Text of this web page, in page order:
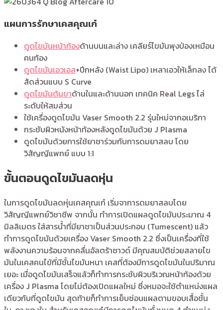
แผนการรักษาเคสคุณเก๋
ดูดไขมันหน้าท้องด้านบนและล่าง เคลียร์ไขมันพุงป่องเหมือน
คนท้อง
ดูดไขมันเอวเอส+ปีกหลัง (Waist Lipo) เหลาเอวให้เล็กลง ได้
สัดส่วนแบบ S Curve
ดูดไขมันต้นขาด้านในและด้านนอก เทคนิค Real Legs ไล่
ระดับให้สมส่วน
ใช้เครื่องดูดไขมัน Vaser Smooth 2.2 รุ่นใหม่จากอเมริกา
กระชับผิวหนังหน้าท้องหลังดูดไขมันด้วย J Plasma
ดูดไขมันด้วยการใช้ยาชาร่วมกับการดมยาสลบ โดย
วิสัญญีแพทย์ แบบ 1:1
ขั้นตอนดูดไขมันลดหุ่น
ในการดูดไขมันลดหุ่นเคสคุณเก๋ เริ่มจาการดมยาสลบโดย
วิสัญญีแพทย์วิชาชีพ จากนั้น ทำการเปิดแผลดูดไขมันประมาณ 4
มิลลิเมตร ใส่สารน้ำที่มียาชาเป็นส่วนประกอบ (Tumescent) แล้ว
ทำการดูดไขมันด้วยเครื่อง Vaser Smooth 2.2 ซึ่งเป็นเครื่องที่ใช้
พลังงานความร้อนจากคลื่นอัลตร้าซาวด์ มีคุณสมบัติช่วยสลายไข
มันในเคสคนไข้ที่มีชั้นไขมันหนา เคสที่ต้องมีการดูดไขมันในปริมาณ
เยอะ เมื่อดูดไขมันเสร็จแล้วก็ทำการกระชับผิวบริเวณหน้าท้องด้วย
เครื่อง J Plasma โดยไม่ต้องเปิดแผลใหม่ ซึ่งหมอจะใช้ตำแหน่งแผล
เดียวกับที่ดูดไขมัน สุดท้ายก็ทำการเย็บซ่อนแผลตามขอบเสื้อชั้น